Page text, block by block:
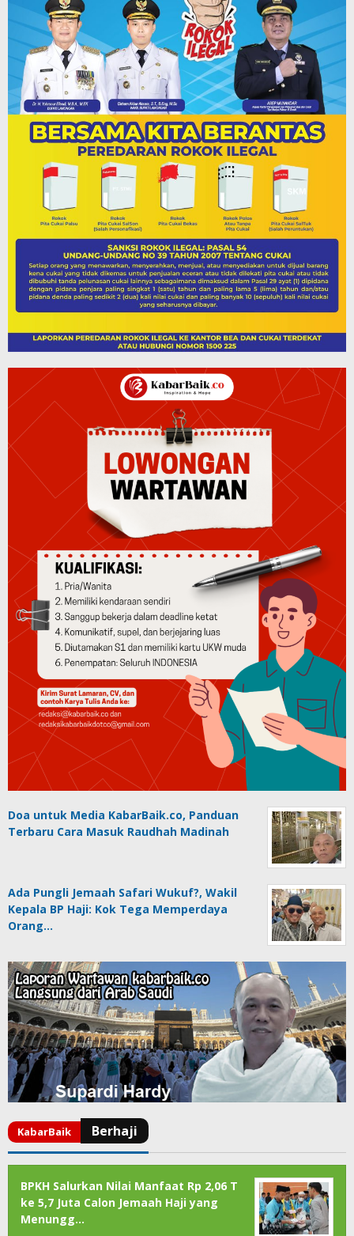
Doa untuk Media KabarBaik.co, Panduan
Terbaru Cara Masuk Raudhah Madinah
Ada Pungli Jemaah Safari Wukuf?, Wakil
Kepala BP Haji: Kok Tega Memperdaya
Orang…
BPKH Salurkan Nilai Manfaat Rp 2,06 T
ke 5,7 Juta Calon Jemaah Haji yang
Menungg…